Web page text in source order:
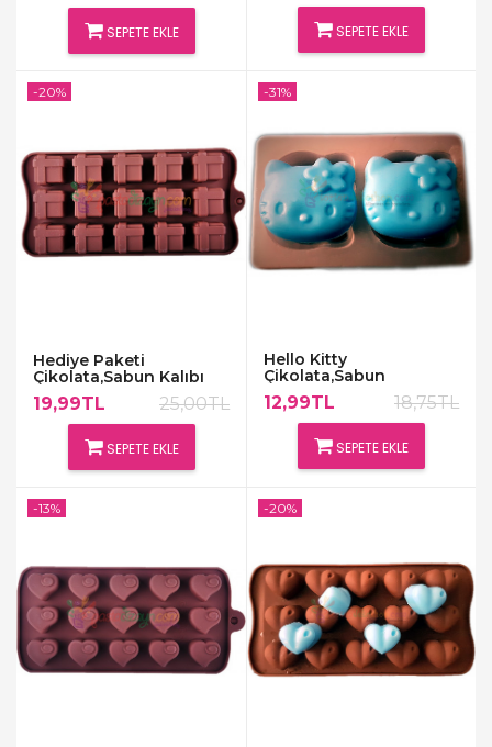
SEPETE EKLE SEPETE EKLE
Hediye Paketi
Çikolata,Sabun Kalıbı
19,99TL 25,00TL
SEPETE EKLE
-20%
Hello Kitty
Çikolata,Sabun
Kalıbı,8x6cm
12,99TL 18,75TL
SEPETE EKLE
-31%
-13% -20%